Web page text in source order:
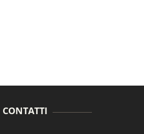
CONTATTI